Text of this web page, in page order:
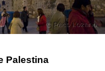
Palestina